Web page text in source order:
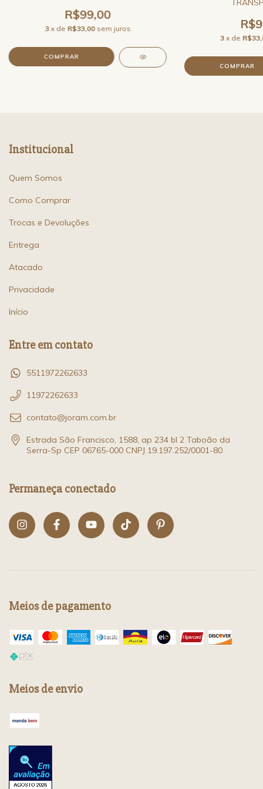
R$99,00
3 x de R$33,00 sem juros
3 x de
Institucional
Quem Somos
Como Comprar
Trocas e Devoluções
Entrega
Atacado
Privacidade
Início
Entre em contato
5511972262633
11972262633
contato@joram.com.br
Estrada São Francisco, 1588, ap 234 bl 2 Taboão da
Serra-Sp CEP 06765-000 CNPJ 19.197.252/0001-80
Permaneça conectado
Meios de pagamento
Meios de envio